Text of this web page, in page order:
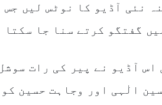
نئی آڈیو کا نوٹس لیں
گفتگو کرتے سنا جا سکتا
اس آڈیو نے پیر کی رات
الٰہی اور وجاہت حسین